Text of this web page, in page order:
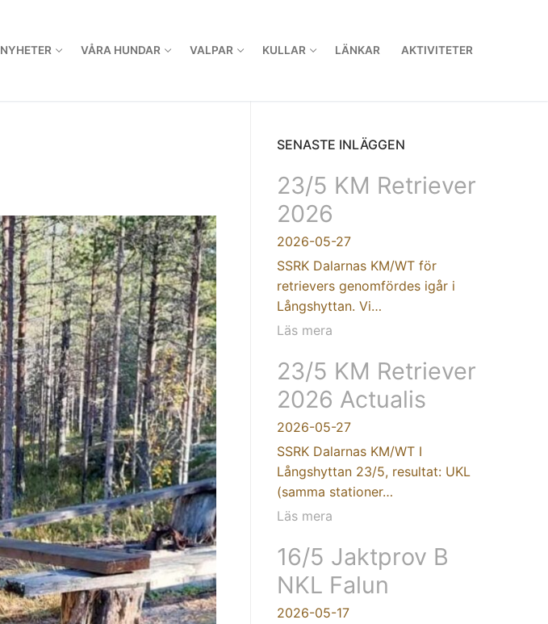
NYHETER VÅRA HUNDAR VALPAR KULLAR LÄNKAR AKTIVITETER
SENASTE INLÄGGEN
23/5 KM Retriever
2026
2026-05-27
SSRK Dalarnas KM/WT för
retrievers genomfördes igår i
Långshyttan. Vi…
Läs mera
23/5 KM Retriever
2026 Actualis
2026-05-27
SSRK Dalarnas KM/WT I
Långshyttan 23/5, resultat: UKL
(samma stationer…
Läs mera
16/5 Jaktprov B
NKL Falun
2026-05-17